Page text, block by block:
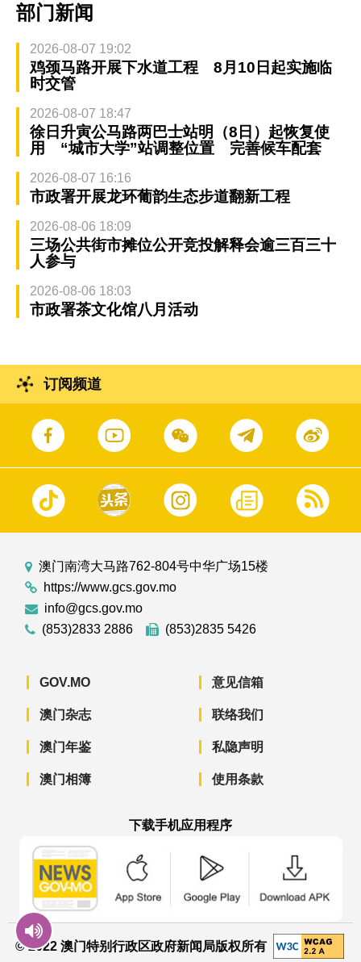
部门新闻
2026-08-07 19:02
鸡颈马路开展下水道工程 8月10日起实施临
时交管
2026-08-07 18:47
徐日升寅公马路两巴士站明（8日）起恢复使
用 “城市大学”站调整位置 完善候车配套
2026-08-07 16:16
市政署开展龙环葡韵生态步道翻新工程
2026-08-06 18:09
三场公共街市摊位公开竞投解释会逾三百三十
人参与
2026-08-06 18:03
市政署茶文化馆八月活动
订阅频道
澳门南湾大马路762-804号中华广场15楼
https://www.gcs.gov.mo
info@gcs.gov.mo
(853)2833 2886
(853)2835 5426
GOV.MO
澳门杂志
澳门年鉴
澳门相簿
意见信箱
联络我们
私隐声明
使用条款
下载手机应用程序
© 2022 澳门特别行政区政府新闻局版权所有